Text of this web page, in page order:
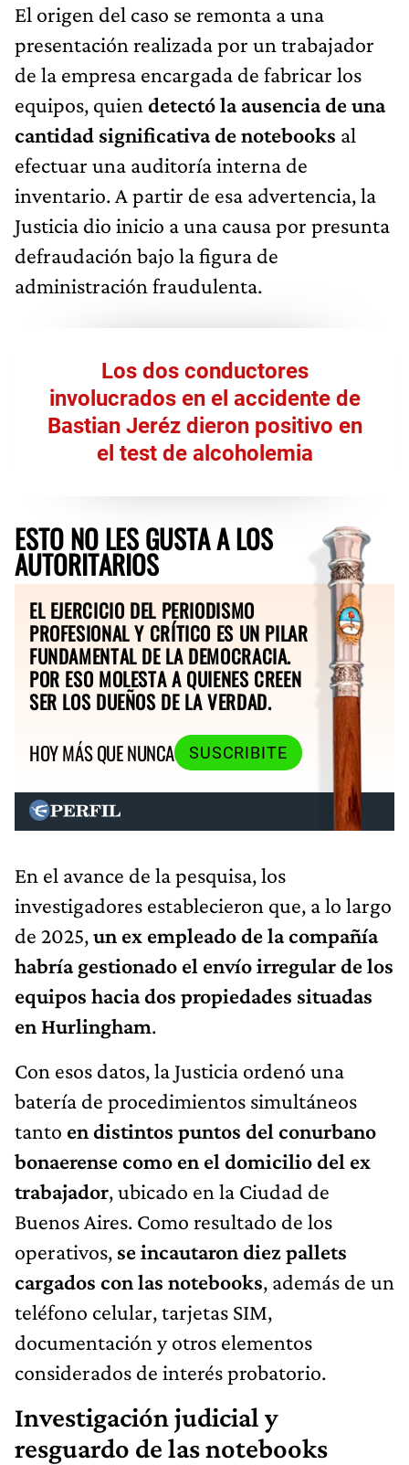
El origen del caso se remonta a una
presentación realizada por un trabajador
de la empresa encargada de fabricar los
equipos, quien detectó la ausencia de una
cantidad significativa de notebooks al
efectuar una auditoría interna de
inventario. A partir de esa advertencia, la
Justicia dio inicio a una causa por presunta
defraudación bajo la figura de
administración fraudulenta.
Los dos conductores
involucrados en el accidente de
Bastian Jeréz dieron positivo en
el test de alcoholemia
ESTO NO LES GUSTA A LOS
AUTORITARIOS
EL EJERCICIO DEL PERIODISMO
PROFESIONAL Y CRÍTICO ES UN PILAR
FUNDAMENTAL DE LA DEMOCRACIA.
POR ESO MOLESTA A QUIENES CREEN
SER LOS DUEÑOS DE LA VERDAD.
HOY MÁS QUE NUNCA
SUSCRIBITE
En el avance de la pesquisa, los
investigadores establecieron que, a lo largo
de 2025,un ex empleado de la compañía
habría gestionado el envío irregular de los
equipos hacia dos propiedades situadas
en Hurlingham.
Con esos datos, la Justicia ordenó una
batería de procedimientos simultáneos
tanto en distintos puntos del conurbano
bonaerense como en el domicilio del ex
trabajador, ubicado en la Ciudad de
Buenos Aires. Como resultado de los
operativos, se incautaron diez pallets
cargados con las notebooks, además de un
teléfono celular, tarjetas SIM,
documentación y otros elementos
considerados de interés probatorio.
Investigación judicial y
resguardo de las notebooks